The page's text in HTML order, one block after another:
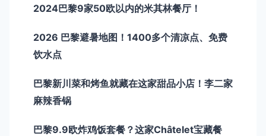
2024巴黎9家50欧以内的米其林餐厅！
2026 巴黎避暑地图！1400多个清凉点、免费
饮水点
巴黎新川菜和烤鱼就藏在这家甜品小店！李二家
麻辣香锅
巴黎9.9欧炸鸡饭套餐？这家Châtelet宝藏餐